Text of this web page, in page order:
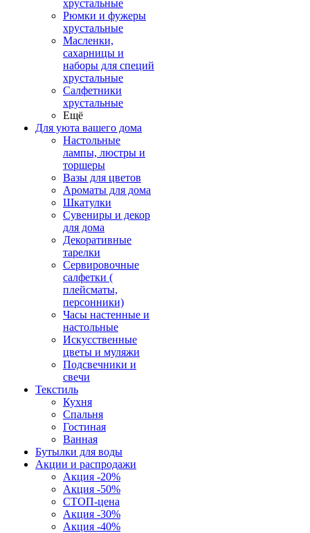
хрустальные
Рюмки и фужеры
хрустальные
Масленки,
сахарницы и
наборы для специй
хрустальные
Салфетники
хрустальные
Ещё
Для уюта вашего дома
Настольные
лампы, люстры и
торшеры
Вазы для цветов
Ароматы для дома
Шкатулки
Сувениры и декор
для дома
Декоративные
тарелки
Сервировочные
салфетки (
плейсматы,
персонники)
Часы настенные и
настольные
Искусственные
цветы и муляжи
Подсвечники и
свечи
Текстиль
Кухня
Спальня
Гостиная
Ванная
Бутылки для воды
Акции и распродажи
Акция -20%
Акция -50%
СТОП-цена
Акция -30%
Акция -40%